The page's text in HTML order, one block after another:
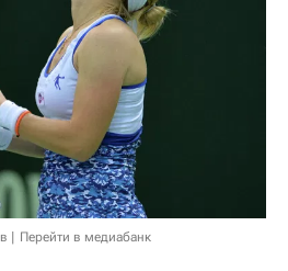
Перейти в медиабанк